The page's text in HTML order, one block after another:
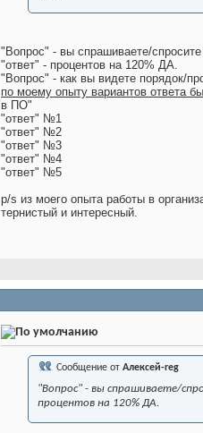
"Вопрос" - вы спрашиваете/
"ответ" - процентов на 120% ДА.
"Вопрос" - как вы видете порядок/
по моему опыту вариантов ответа
в ПО"
"ответ" №1
"ответ" №2
"ответ" №3
"ответ" №4
"ответ" №5
p/s из моего опыта работы в
тернистый и интересный.
Сообщение от Алексей-reg
"Вопрос" - вы спрашиваете/
процентов на 120% ДА.